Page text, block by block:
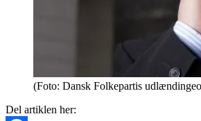
(Foto: Dansk Folkepartis
Del artiklen her: